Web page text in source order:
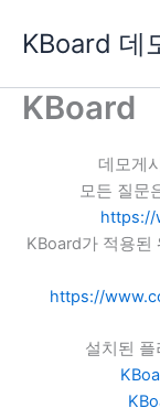
로
KBoard 데
KBoard
데모게
모든 질문
https://
KBoard가 적용된
https://
설치된